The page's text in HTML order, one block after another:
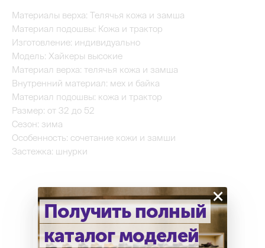
Материалы верха: Телячья кожа и замша
Материал подошвы: Кожа и трактор
Изготовление: индивидуально
Модель: Хайкеры высокие
Материал верха: телячья кожа и замша
Внутренний материал: мех и байка
Материал подошвы: кожа и трактор
Размер: от 32 до 52
Сезон: зима
Особенность: сочетание кожи и замши
Застежка: шнурки
Получить полный
каталог моделей
×